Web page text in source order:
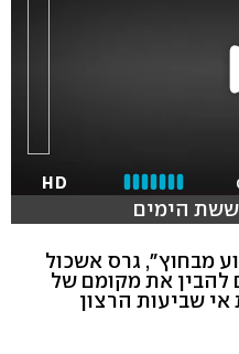
HD
הימים
מבחוץ", גרס אשכול
להבין את מקומם של
שביעות הרצון